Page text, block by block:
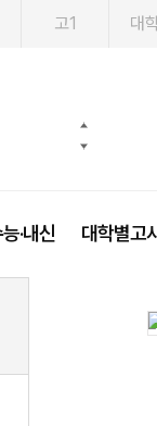
고1 대
·내신 대학별고